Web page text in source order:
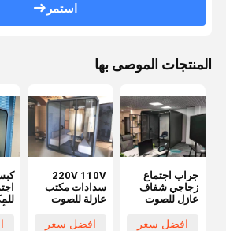
استمر
المنتجات الموصى بها
جراب اجتماع
زجاجي شفاف
عازل للصوت
افضل سعر
220V 110V
سدادات مكتب
عازلة للصوت
افضل سعر